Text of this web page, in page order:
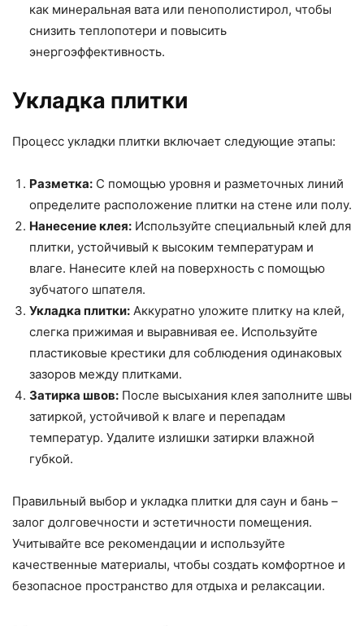
как минеральная вата или пенополистирол, чтобы
снизить теплопотери и повысить
энергоэффективность.
Укладка плитки
Процесс укладки плитки включает следующие этапы:
Разметка: С помощью уровня и разметочных линий
определите расположение плитки на стене или полу.
Нанесение клея: Используйте специальный клей для
плитки, устойчивый к высоким температурам и
влаге. Нанесите клей на поверхность с помощью
зубчатого шпателя.
Укладка плитки: Аккуратно уложите плитку на клей,
слегка прижимая и выравнивая ее. Используйте
пластиковые крестики для соблюдения одинаковых
зазоров между плитками.
Затирка швов: После высыхания клея заполните швы
затиркой, устойчивой к влаге и перепадам
температур. Удалите излишки затирки влажной
губкой.
Правильный выбор и укладка плитки для саун и бань –
залог долговечности и эстетичности помещения.
Учитывайте все рекомендации и используйте
качественные материалы, чтобы создать комфортное и
безопасное пространство для отдыха и релаксации.